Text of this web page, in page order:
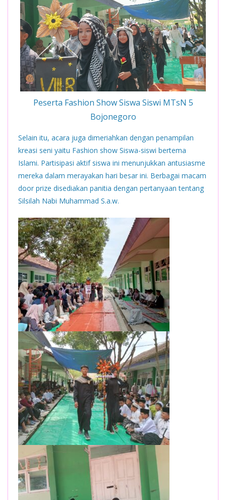
Peserta Fashion Show Siswa Siswi MTsN 5
Bojonegoro
Selain itu, acara juga dimeriahkan dengan penampilan
kreasi seni yaitu Fashion show Siswa-siswi bertema
Islami. Partisipasi aktif siswa ini menunjukkan antusiasme
mereka dalam merayakan hari besar ini. Berbagai macam
door prize disediakan panitia dengan pertanyaan tentang
Silsilah Nabi Muhammad S.a.w.